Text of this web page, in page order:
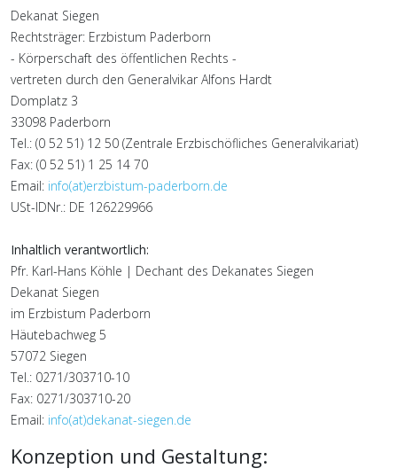
Dekanat Siegen
Rechtsträger: Erzbistum Paderborn
- Körperschaft des öffentlichen Rechts -
vertreten durch den Generalvikar Alfons Hardt
Domplatz 3
33098 Paderborn
Tel.: (0 52 51) 12 50 (Zentrale Erzbischöfliches Generalvikariat)
Fax: (0 52 51) 1 25 14 70
Email: info(at)erzbistum-paderborn.de
USt-IDNr.: DE 126229966
Inhaltlich verantwortlich:
Pfr. Karl-Hans Köhle | Dechant des Dekanates Siegen
Dekanat Siegen
im Erzbistum Paderborn
Häutebachweg 5
57072 Siegen
Tel.: 0271/303710-10
Fax: 0271/303710-20
Email: info(at)dekanat-siegen.de
Konzeption und Gestaltung: